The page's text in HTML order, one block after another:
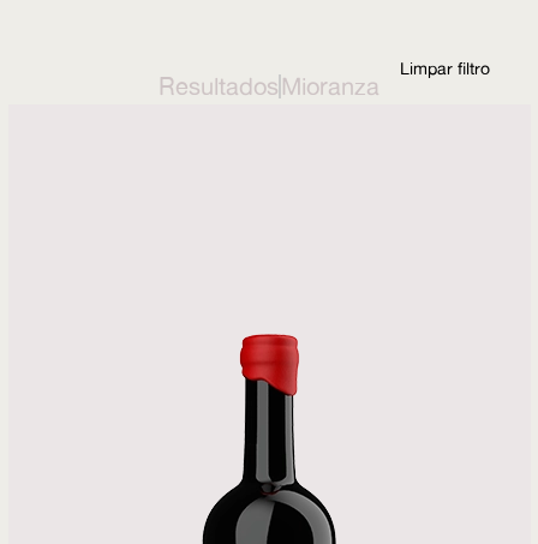
Resultados Mioranza
Limpar filtro